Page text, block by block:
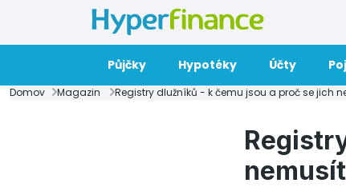
Půjčky Hypotéky Účty
Domov Magazin Registry dlužníků - k čemu jsou a proč se jich